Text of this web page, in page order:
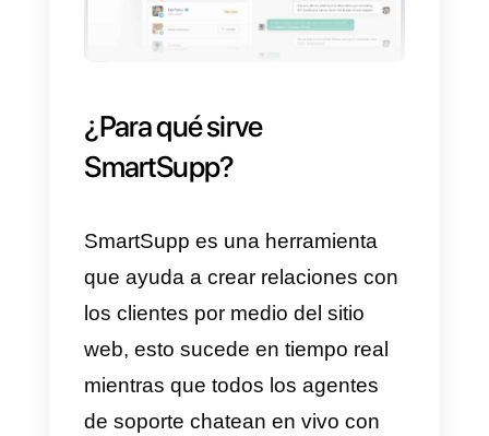
ventas o soporte a sus clientes
(Instagram direct, Telegram,
Facebook Messenger o
Su plataforma ofrece
características especialmente
desarrolladas para el entorno
empresarial. Tienes una sección